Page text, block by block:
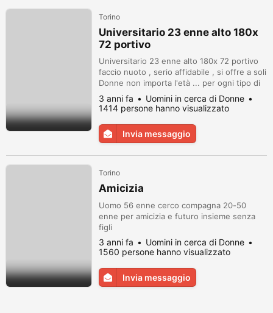
Torino
Universitario 23 enne alto 180x
72 portivo
Universitario 23 enne alto 180x 72 portivo
faccio nuoto , serio affidabile , si offre a soli
Donne non importa l'età ... per ogni tipo di
desiderio , posso essere il tuo shef , il tuo
massagiatore , o il tuo accompagnatore ,
prepararti il bagno lavarti e rendere il tuo
relax magico paradisiaco.! , sarò per te ciò
che vorrai .... in privato accordi ed altro d...
3 anni fa
Uomini in cerca di Donne
1414 persone hanno visualizzato
Invia messaggio
Torino
Amicizia
Uomo 56 enne cerco compagna 20-50
enne per amicizia e futuro insieme senza
figli
3 anni fa
Uomini in cerca di Donne
1560 persone hanno visualizzato
Invia messaggio